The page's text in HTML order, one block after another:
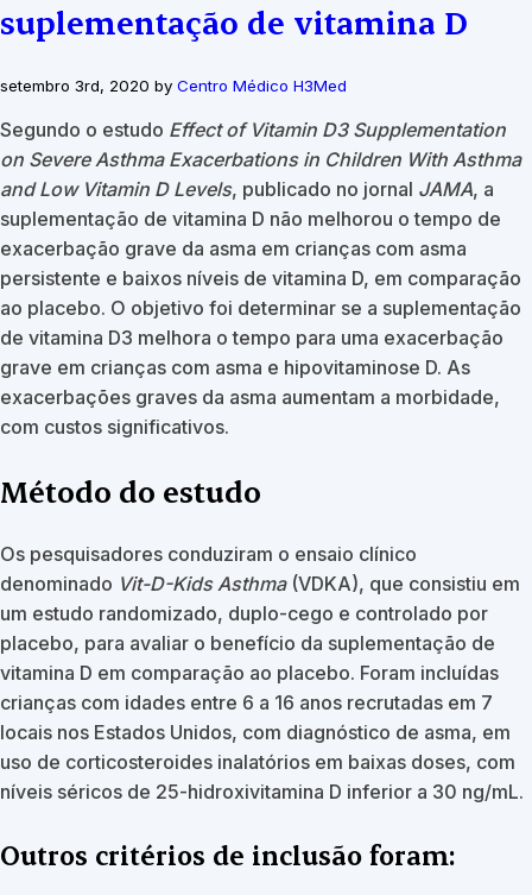
suplementação de vitamina D
setembro 3rd, 2020 by Centro Médico H3Med
Segundo o estudo Effect of Vitamin D3 Supplementation
on Severe Asthma Exacerbations in Children With Asthma
and Low Vitamin D Levels, publicado no jornal JAMA, a
suplementação de vitamina D não melhorou o tempo de
exacerbação grave da asma em crianças com asma
persistente e baixos níveis de vitamina D, em comparação
ao placebo. O objetivo foi determinar se a suplementação
de vitamina D3 melhora o tempo para uma exacerbação
grave em crianças com asma e hipovitaminose D. As
exacerbações graves da asma aumentam a morbidade,
com custos significativos.
Método do estudo
Os pesquisadores conduziram o ensaio clínico
denominado Vit-D-Kids Asthma(VDKA), que consistiu em
um estudo randomizado, duplo-cego e controlado por
placebo, para avaliar o benefício da suplementação de
vitamina D em comparação ao placebo. Foram incluídas
crianças com idades entre 6 a 16 anos recrutadas em 7
locais nos Estados Unidos, com diagnóstico de asma, em
uso de corticosteroides inalatórios em baixas doses, com
níveis séricos de 25-hidroxivitamina D inferior a 30 ng/mL.
Outros critérios de inclusão foram: